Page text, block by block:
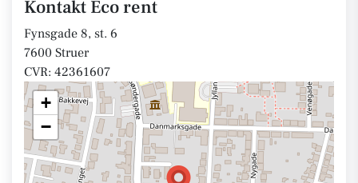
Kontakt Eco rent
Fynsgade 8, st. 6
7600 Struer
CVR: 42361607
+
−